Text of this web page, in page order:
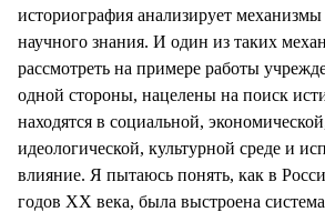
историография анализирует механизмы
научного знания. И один из таких
рассмотреть на примере работы
одной стороны, нацелены на поиск
находятся в социальной,
идеологической, культурной среде и
влияние. Я пытаюсь понять, как в
годов XX века, была выстроена